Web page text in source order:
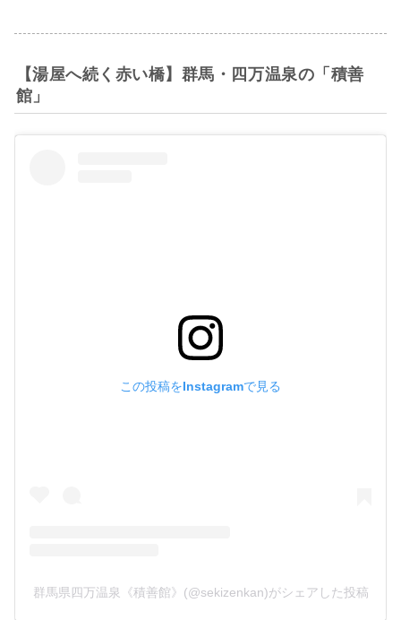
【湯屋へ続く赤い橋】群馬・四万温泉の「積善
館」
この投稿をInstagramで見る
群馬県四万温泉《積善館》(@sekizenkan)がシェアした投稿